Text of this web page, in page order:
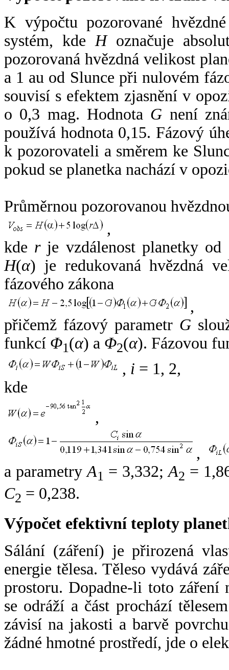
K výpočtu pozorované
systém, kde Hoznačuje
pozorovaná hvězdná velikost
a 1 au od Slunce při nulovém
souvisí s efektem zjasnění v
o 0,3 mag. Hodnota G není
používá hodnota 0,15. Fázový
k pozorovateli a směrem ke
pokud se planetka nachází v
Průměrnou pozorovanou
,
kde rje vzdálenost planetky od
H(α) je redukovaná hvězdná
fázového zákona
,
přičemž fázový parametr G
funkcí Φ1(α) a Φ2(α). Fázovou
, i = 1, 2,
kde
,
,
a parametryA1 = 3,332;A2 =
C2 = 0,238.
Výpočet efektivní teploty
Sálání (záření) je přirozená
energie tělesa. Těleso vydává
prostoru. Dopadne-li toto záření
se odráží a část prochází
závisí na jakosti a barvě
žádné hmotné prostředí, jde o